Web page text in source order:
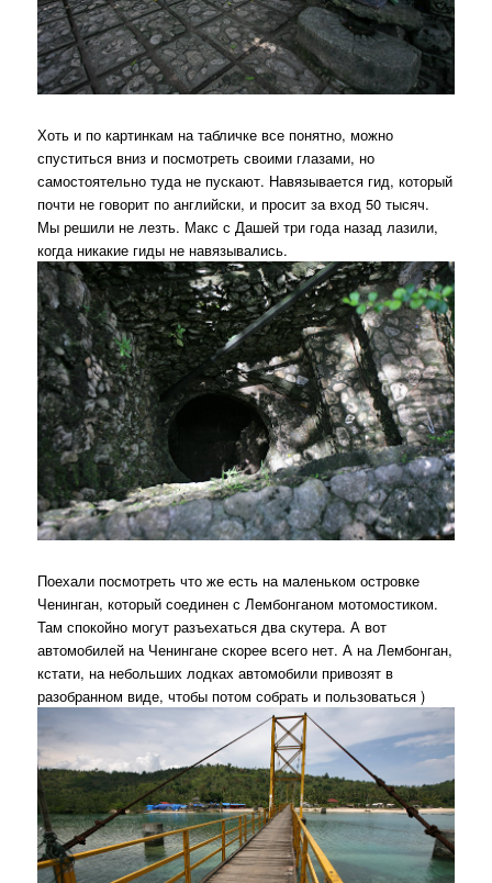
Хоть и по картинкам на табличке все понятно, можно
спуститься вниз и посмотреть своими глазами, но
самостоятельно туда не пускают. Навязывается гид, который
почти не говорит по английски, и просит за вход 50 тысяч.
Мы решили не лезть. Макс с Дашей три года назад лазили,
когда никакие гиды не навязывались.
Поехали посмотреть что же есть на маленьком островке
Ченинган, который соединен с Лембонганом мотомостиком.
Там спокойно могут разъехаться два скутера. А вот
автомобилей на Ченингане скорее всего нет. А на Лембонган,
кстати, на небольших лодках автомобили привозят в
разобранном виде, чтобы потом собрать и пользоваться )